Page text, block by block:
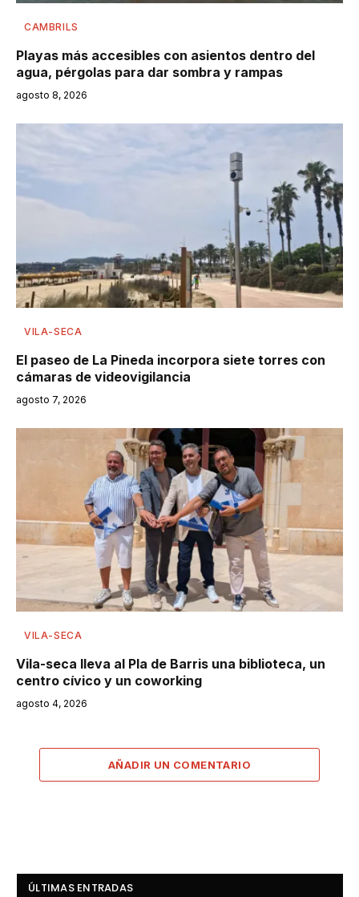
CAMBRILS
Playas más accesibles con asientos dentro del
agua, pérgolas para dar sombra y rampas
agosto 8, 2026
VILA-SECA
El paseo de La Pineda incorpora siete torres con
cámaras de videovigilancia
agosto 7, 2026
VILA-SECA
Vila-seca lleva al Pla de Barris una biblioteca, un
centro cívico y un coworking
agosto 4, 2026
AÑADIR UN COMENTARIO
ÚLTIMAS ENTRADAS